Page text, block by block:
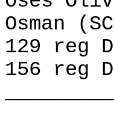
Osman
129 reg
156 reg